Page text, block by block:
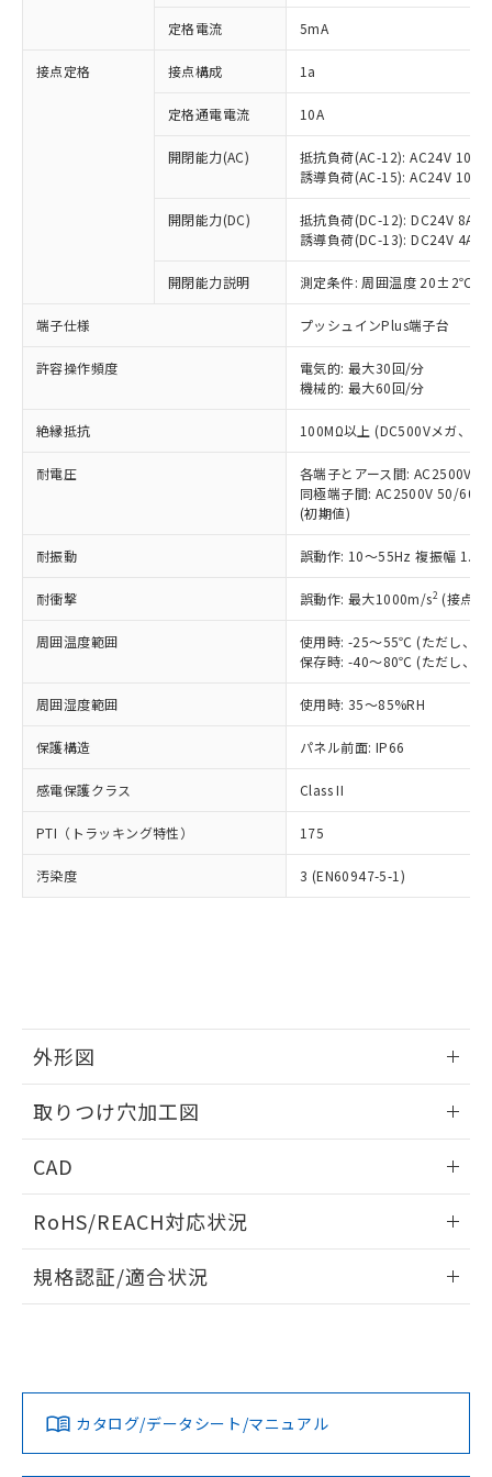
定格電流 5mA
接点定格 接点構成 1a
定格通電電流 10A
開閉能力(AC)
抵抗負荷(AC-12): AC24V 10A/
誘導負荷(AC-15): AC24V
開閉能力(DC)
抵抗負荷(DC-12): DC24V 8A/
誘導負荷(DC-13): DC24V 4A/
開閉能力説明 測定条件: 周囲温度 20±2℃、
端子仕様 プッシュインPlus端子台
許容操作頻度
電気的: 最大30回/分
機械的: 最大60回/分
絶縁抵抗 100MΩ以上 (DC500Vメガ、点
耐電圧
各端子とアース間: AC2500V
同極端子間: AC2500V 50/
(初期値)
耐振動 誤動作: 10～55Hz 複振幅
耐衝撃 誤動作: 最大1000m/s2 (接点
周囲温度範囲
使用時: -25～55℃ (ただし、氷
保存時: -40～80℃ (ただし、氷
周囲湿度範囲 使用時: 35～85%RH
保護構造 パネル前面: IP66
感電保護クラス Class II
PTI（トラッキング特性） 175
汚染度 3 (EN60947-5-1)
外形図
取りつけ穴加工図
CAD
ドすることができます。
ログイン/会員登録
ダウンロードデータをご利用いただく前に、以下を必ずお読
みください。
ソフトウェアの使用条件
RoHS/REACH対応状況
EU RoHS 注意事項・凡例
対応済み
規格認証/適合状況
カタログ/データシート/マニュアル
ご利用条件
以下の条件をお読みいただき、同意のうえ
本サービスは、当社制御機器事業取扱
商品の当社在庫状況および標準価格
(税抜)を提供させていただくもので
当社制御機器事業取扱商品の中には、
本サービスの対象外となる商品もある
ことをご了承ください。
在庫状況および標準価格照会結果は、
記載している更新日時点での社内デー
タに基づき作成されるものであり、閲
準価格とは異なる場合があることをご
正式な納期状況および標準価格はお客
様のお取引先、またはお客様担当のオ
ムロン制御機器販売店・当社販売員に
オムロン制御機器販売店や当社販売拠
販売ネットワーク
」をご確認
事前の承諾なく第三者に漏洩または開
示しないようお願いします。
マイパーツ機能（部品リスト作成サー
ビス）をご利用いただくには、I-Web
メンバーズにご登録されている必要が
あります。
お客様が当ウェブサイト上で当社にご
登録された部品リストについて、当社
および当社の共同利用者が、当社の製
対応済み：EU RoHS指令（10物質）の
非含有に対応した製品が提供可能な商品で
対応予定：EU RoHS指令（10物質）の非含
有に対応した製品に切り替える予定のある
対応予定なし：EU RoHS指令（10物質）の
非含有に非対応の商品で、対応品を出す予
調査・確認中：EU RoHS指令（10物質）の
非含有の対応状況を調査中または確認中の
非該当品：ライセンス料など無形物で、有
害物質有無と関係のない商品です。
仕入先様の事情により、非含有部品として
いたものが、含有品と判明した場合などや
むを得ず変更することがあります。
*EU RoHS指令（10物質）：
鉛(Pb) 1000ppm以下、 水銀(Hg) 1000ppm以下、 カド
六価クロム(Cr(Ⅵ)) 1000ppm以下、ポリ臭化ビフェニル
類(PBB) 1000ppm以下、ポリ臭化ジフェニルエーテル類
(PBDE) 1000ppm以下、フタル酸ビス(2-エチルヘキシ
ル) (DEHP)(別名：DOP) 1000ppm以下、フタル酸ブチ
（DBP） 1000ppm以下、フタル酸ジイソブチル
但し、RoHS指令で産業用監視および制御機器に対する
フタル酸エステル類の４物質については閾値を超える意
図的な使用がないことを確認しています。
※2 対応予定月
部品在庫の切り替え状況などにより、予定
月が前後することがあります。
※3 非含有証明書ダウンロード
※本証明書は発行日時点で非含有を証明す
るもので、過去に遡って非含有を証明する
また、RoHS指令のフタル酸エステル類４
物質の対応では、対応完了までの期間は出
荷製品に未対応品が混在することから備考
既に当社にて対応品への在庫切替を完了
していることから、特段のことがない限
り、2022年1月12日より割愛しておりま
「○」：最大均質材料含有率が中国RoHSの
基準値以下であることを示します。
「×」：最大均質材料含有率が中国RoHSの
基準値を超えていることを示します。
「－」：未確認です。当社販売部門へお問
Cr(Ⅵ)(六価クロム) : 1000ppm、 PBBs(ポリ臭化ビフェ
ニル類) : 1000ppm、 PBDEs(ポリ臭化ジフェニルエーテ
イソブチル) : 1000ppm、 BBP(フタル酸ブチルベンジ
DEHP(フタル酸ビス(2-エチルヘキシル)) : 1000ppm
「ｅ」：有害物質（10物質）のすべてが基
準値以下であることを示します。
「10」：通常の使用状況下において有害物
質が外部に漏えいし、環境に深刻な影響を
及ぼさない年数を意味します。
い合わせください。
当社は、これら貴社製品のうち、外国
為替および外国貿易法に定める商品
（以下｢規制貨物等」という）を輸出
または国外への提供する場合は、日本
国政府の輸出許可(または役務取引許
可)を取得するなどの必要な手続きを
当社は規制貨物を破棄する場合は、完
全に破砕するなど、違法に輸出されな
いよう必要な手段を講じます。
当社は貴社製品を、核兵器、ミサイ
ル、化学兵器、生物兵器またはその他
武器並びにこれらの製造装置等に一切
当社は、貴社製品を第三者に販売する
場合は、上記1、2および3の内容を当
該第三者に通知します。また当社は、
販売先および販売に係わる関係者が違
り引きをいたしません。
一定数以上の在庫あり
一定数には満たないが在庫あり
在庫なし(最新の在庫状況につ
いては、お客様のお取引先、ま
たはお客様担当のオムロン制御
機器販売店・当社販売員にご確
白
受注生産機種、また在庫状況の
情報を公開していない機種